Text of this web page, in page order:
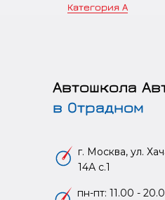
улица Хачатуряна, 14Ас1
Категория А
Автошкола
в Отрадном
г. Москва, ул.
14А с.1
пн-пт: 11.00 -